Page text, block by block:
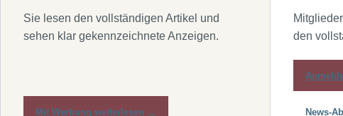
Sie lesen den vollständigen Artikel und
sehen klar gekennzeichnete Anzeigen.
Mit Werbung weiterlesen →
den
News-